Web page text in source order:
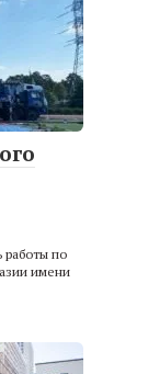
работы по
имени